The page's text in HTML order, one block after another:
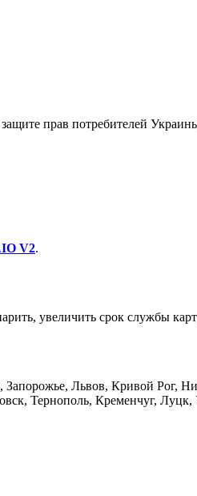
прав потребителей
V2.
увеличить срок службы
Львов, Кривой Рог,
Тернополь, Кременчуг, Луцк,